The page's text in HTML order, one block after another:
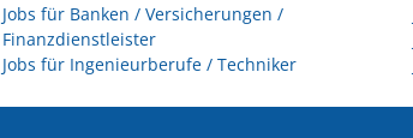
Jobs für Banken / Versicherungen /
Finanzdienstleister
Jobs für Ingenieurberufe / Techniker